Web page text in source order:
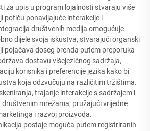
za upis u program lojalnosti stvaraju više
potiču ponavljajuće interakcije i
društvenih medija omogućuje
dijele svoja iskustva, stvarajući organski
pojačava doseg brenda putem preporuka
dostavu višejezičnog sadržaja,
korisnika i preferencije jezika kako bi
koja odzvučuju na različitim tržištima.
trajanje interakcije s sadržajem i
mrežama, pružajući vrijedne
i razvoj proizvoda.
postaje moguća putem registriranih